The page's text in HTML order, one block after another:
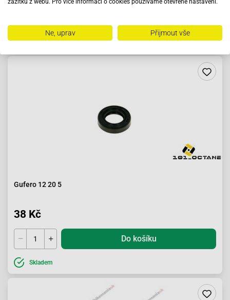
Skladem
Gufero 12 20 5
38 Kč
Do košíku
Skladem
zážitku z webu. Pro více informací o cookies používáme otevřené nastavení.
Ne, uprav Přijmout vše